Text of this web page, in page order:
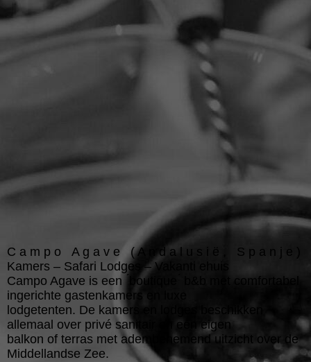
C a m p o A g a v e ( A n d a l u s i ë , S p a n j e )
Kamers – Safari Lodges – Vakanti ehuis
Campo Agave is een ́boutique ́ b&b met comfortabel
ingerichte gastenkamers en luxe
lodgetenten. De kamers en lodges beschikken
allemaal over privé sanitair en een eigen
balkon of terras met adembenemend uitzicht over de
Middellandse Zee.